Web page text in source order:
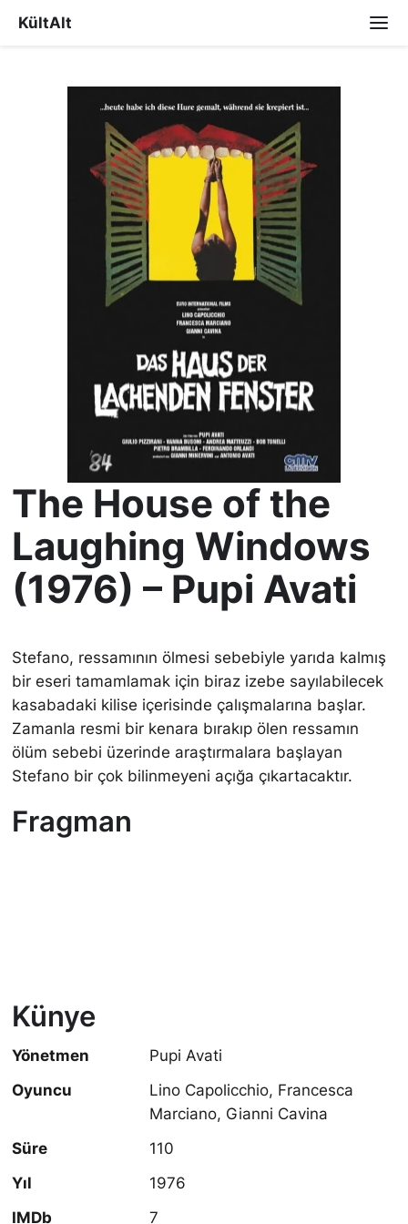
KültAlt
The House of the
Laughing Windows
(1976) – Pupi Avati
Stefano, ressamının ölmesi sebebiyle yarıda kalmış
bir eseri tamamlamak için biraz izebe sayılabilecek
kasabadaki kilise içerisinde çalışmalarına başlar.
Zamanla resmi bir kenara bırakıp ölen ressamın
ölüm sebebi üzerinde araştırmalara başlayan
Stefano bir çok bilinmeyeni açığa çıkartacaktır.
Fragman
Künye
Yönetmen
Pupi Avati
Oyuncu
Lino Capolicchio, Francesca
Marciano, Gianni Cavina
Süre
110
Yıl
1976
IMDb
7